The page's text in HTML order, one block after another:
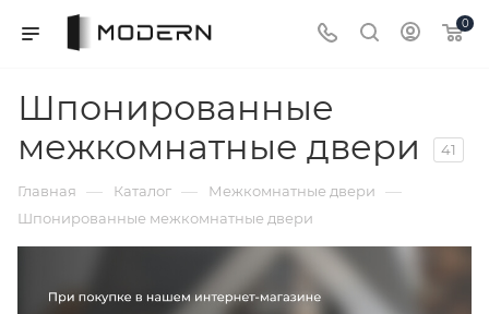
0
Шпонированные
межкомнатные двери
41
Главная — Каталог — Межкомнатные двери —
Шпонированные межкомнатные двери